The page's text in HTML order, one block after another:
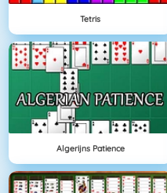
Tetris
Algerijns Patience